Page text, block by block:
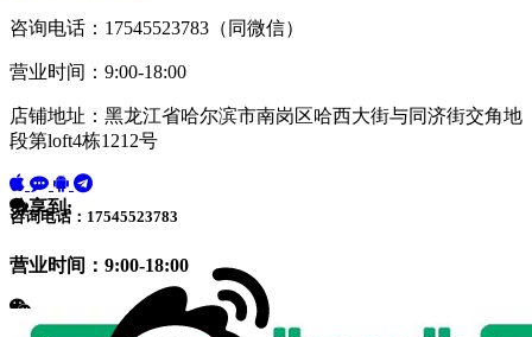
咨询电话：17545523783（同微信）
营业时间：9:00-18:00
店铺地址：黑龙江省哈尔滨市南岗区哈西大街与同济街交角地
段第loft4栋1212号
咨询电话：17545523783
营业时间：9:00-18:00
分享到: